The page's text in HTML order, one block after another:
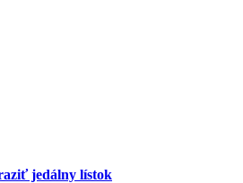
jedálny lístok